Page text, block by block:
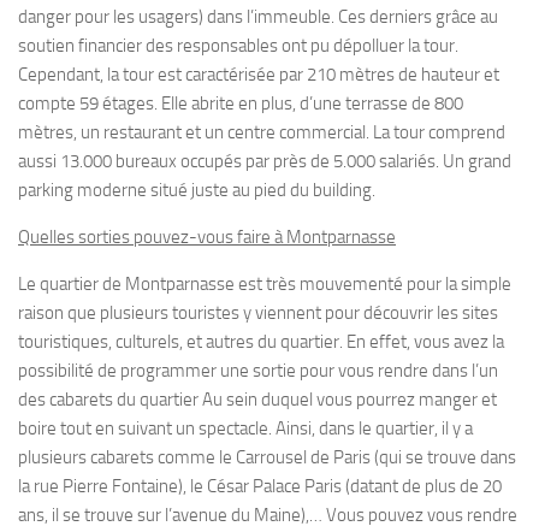
danger pour les usagers) dans l’immeuble. Ces derniers grâce au
soutien financier des responsables ont pu dépolluer la tour.
Cependant, la tour est caractérisée par 210 mètres de hauteur et
compte 59 étages. Elle abrite en plus, d’une terrasse de 800
mètres, un restaurant et un centre commercial. La tour comprend
aussi 13.000 bureaux occupés par près de 5.000 salariés. Un grand
parking moderne situé juste au pied du building.
Quelles sorties pouvez-vous faire à Montparnasse
Le quartier de Montparnasse est très mouvementé pour la simple
raison que plusieurs touristes y viennent pour découvrir les sites
touristiques, culturels, et autres du quartier. En effet, vous avez la
possibilité de programmer une sortie pour vous rendre dans l’un
des cabarets du quartier Au sein duquel vous pourrez manger et
boire tout en suivant un spectacle. Ainsi, dans le quartier, il y a
plusieurs cabarets comme le Carrousel de Paris (qui se trouve dans
la rue Pierre Fontaine), le César Palace Paris (datant de plus de 20
ans, il se trouve sur l’avenue du Maine),… Vous pouvez vous rendre